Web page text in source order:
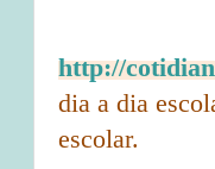
http://
dia a dia
escolar.